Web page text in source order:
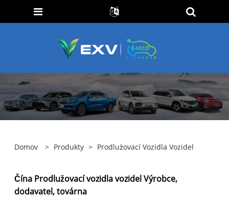
Domov > Produkty > Prodlužovací Vozidla Vozidel
Čína Prodlužovací vozidla vozidel Výrobce,
dodavatel, továrna